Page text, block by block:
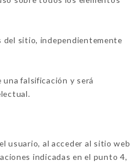
del sitio, independientemente
falsificación y será
usuario, al acceder al sitio web
indicadas en el punto 4,